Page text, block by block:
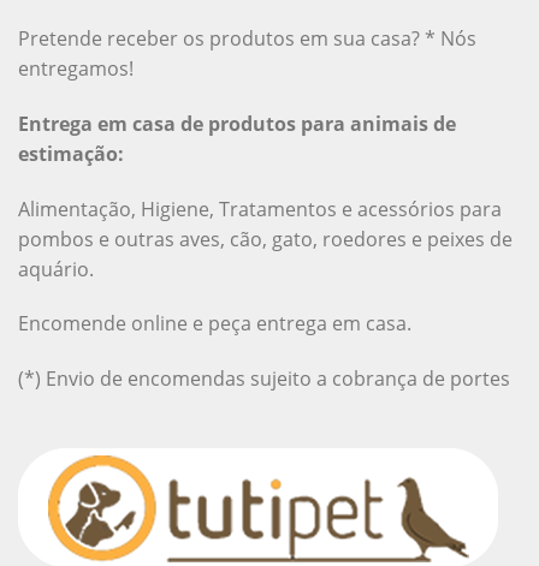
Pretende receber os produtos em sua casa? * Nós
entregamos!
Entrega em casa de produtos para animais de
estimação:
Alimentação, Higiene, Tratamentos e acessórios para
pombos e outras aves, cão, gato, roedores e peixes de
aquário.
Encomende online e peça entrega em casa.
(*) Envio de encomendas sujeito a cobrança de portes